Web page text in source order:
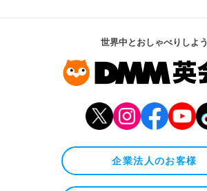
世界中とおしゃべりしよう
企業法人のお客様